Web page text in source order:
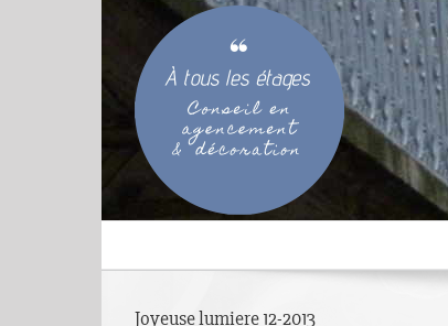
Joyeuse lumiere 12-2013